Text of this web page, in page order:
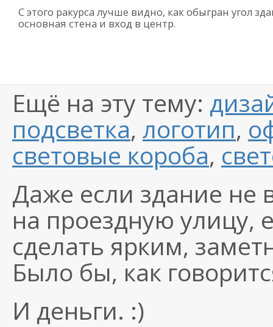
С этого ракурса лучше видно, как обыгран угол
основная стена и вход в центр.
Ещё на эту тему:
подсветка, логотип,
световые короба,
Даже если здание не
на проездную улицу,
сделать ярким,
Было бы, как
И деньги. :)